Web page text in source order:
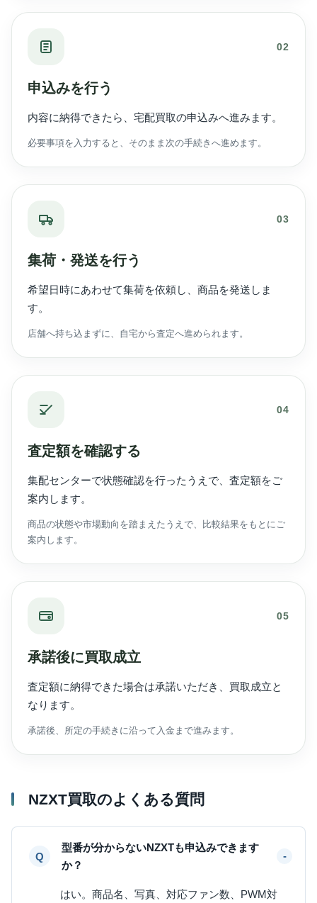
02
申込みを行う
内容に納得できたら、宅配買取の申込みへ進みます。
必要事項を入力すると、そのまま次の手続きへ進めます。
03
集荷・発送を行う
希望日時にあわせて集荷を依頼し、商品を発送しま
す。
店舗へ持ち込まずに、自宅から査定へ進められます。
04
査定額を確認する
集配センターで状態確認を行ったうえで、査定額をご
案内します。
商品の状態や市場動向を踏まえたうえで、比較結果をもとにご
案内します。
05
承諾後に買取成立
査定額に納得できた場合は承諾いただき、買取成立と
なります。
承諾後、所定の手続きに沿って入金まで進みます。
NZXT買取のよくある質問
型番が分からないNZXTも申込みできます
か？
はい。商品名、写真、対応ファン数、PWM対